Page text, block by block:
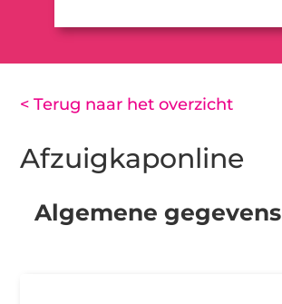
< Terug naar het overzicht
Afzuigkaponline
Algemene gegevens